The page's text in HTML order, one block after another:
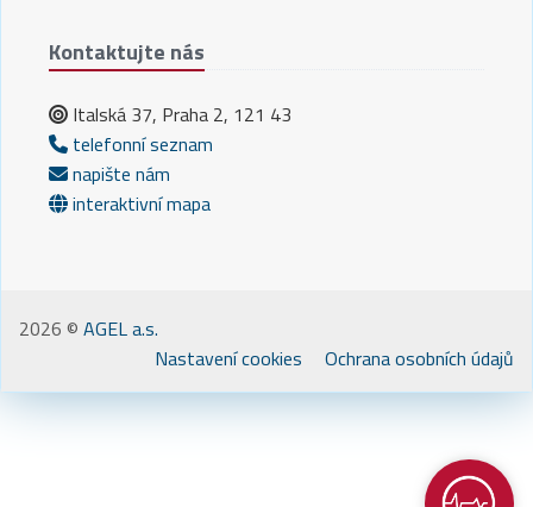
Kontaktujte nás
Italská 37, Praha 2, 121 43
telefonní seznam
napište nám
interaktivní mapa
2026 © AGEL a.s.
Nastavení cookies
Ochrana osobních údajů